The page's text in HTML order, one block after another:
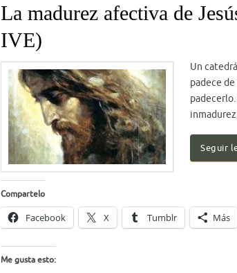
La madurez afectiva de
IVE)
Un
padece
Seguir
Compartelo
Facebook X Tumblr Más
Me gusta esto: